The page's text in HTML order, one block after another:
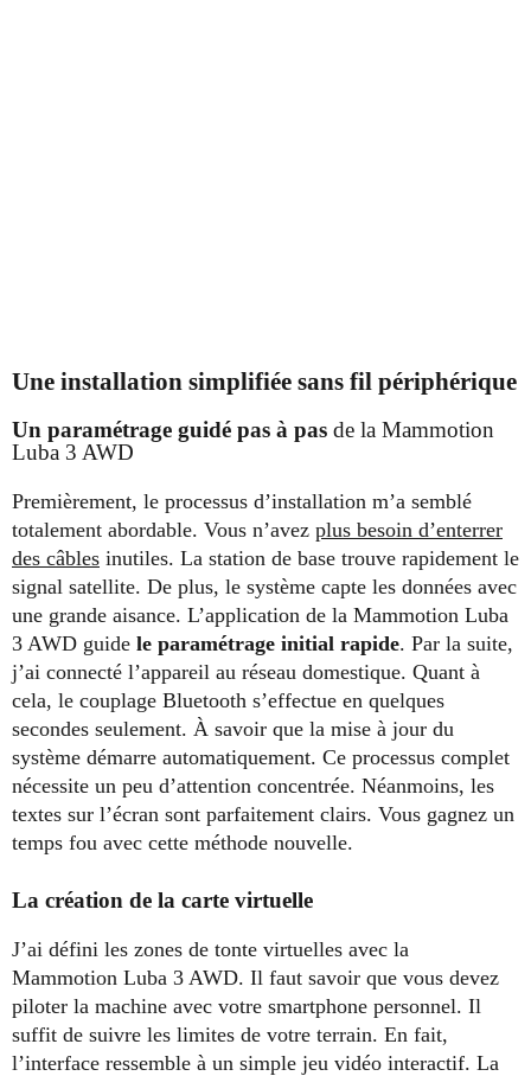
Une installation simplifiée sans fil périphérique
Un paramétrage guidé pas à pas de la Mammotion
Luba 3 AWD
Premièrement, le processus d’installation m’a semblé
totalement abordable. Vous n’avez plus besoin d’enterrer
des câbles inutiles. La station de base trouve rapidement le
signal satellite. De plus, le système capte les données avec
une grande aisance. L’application de la Mammotion Luba
3 AWD guide le paramétrage initial rapide. Par la suite,
j’ai connecté l’appareil au réseau domestique. Quant à
cela, le couplage Bluetooth s’effectue en quelques
secondes seulement. À savoir que la mise à jour du
système démarre automatiquement. Ce processus complet
nécessite un peu d’attention concentrée. Néanmoins, les
textes sur l’écran sont parfaitement clairs. Vous gagnez un
temps fou avec cette méthode nouvelle.
La création de la carte virtuelle
J’ai défini les zones de tonte virtuelles avec la
Mammotion Luba 3 AWD. Il faut savoir que vous devez
piloter la machine avec votre smartphone personnel. Il
suffit de suivre les limites de votre terrain. En fait,
l’interface ressemble à un simple jeu vidéo interactif. La